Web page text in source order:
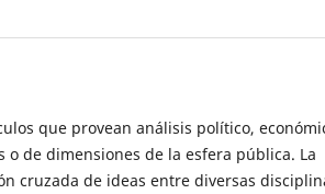
que provean análisis político,
de dimensiones de la esfera pública. La
cruzada de ideas entre diversas